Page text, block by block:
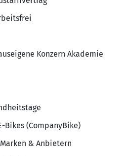
Konzern Akademie
Bikes (CompanyBike)
& Anbietern